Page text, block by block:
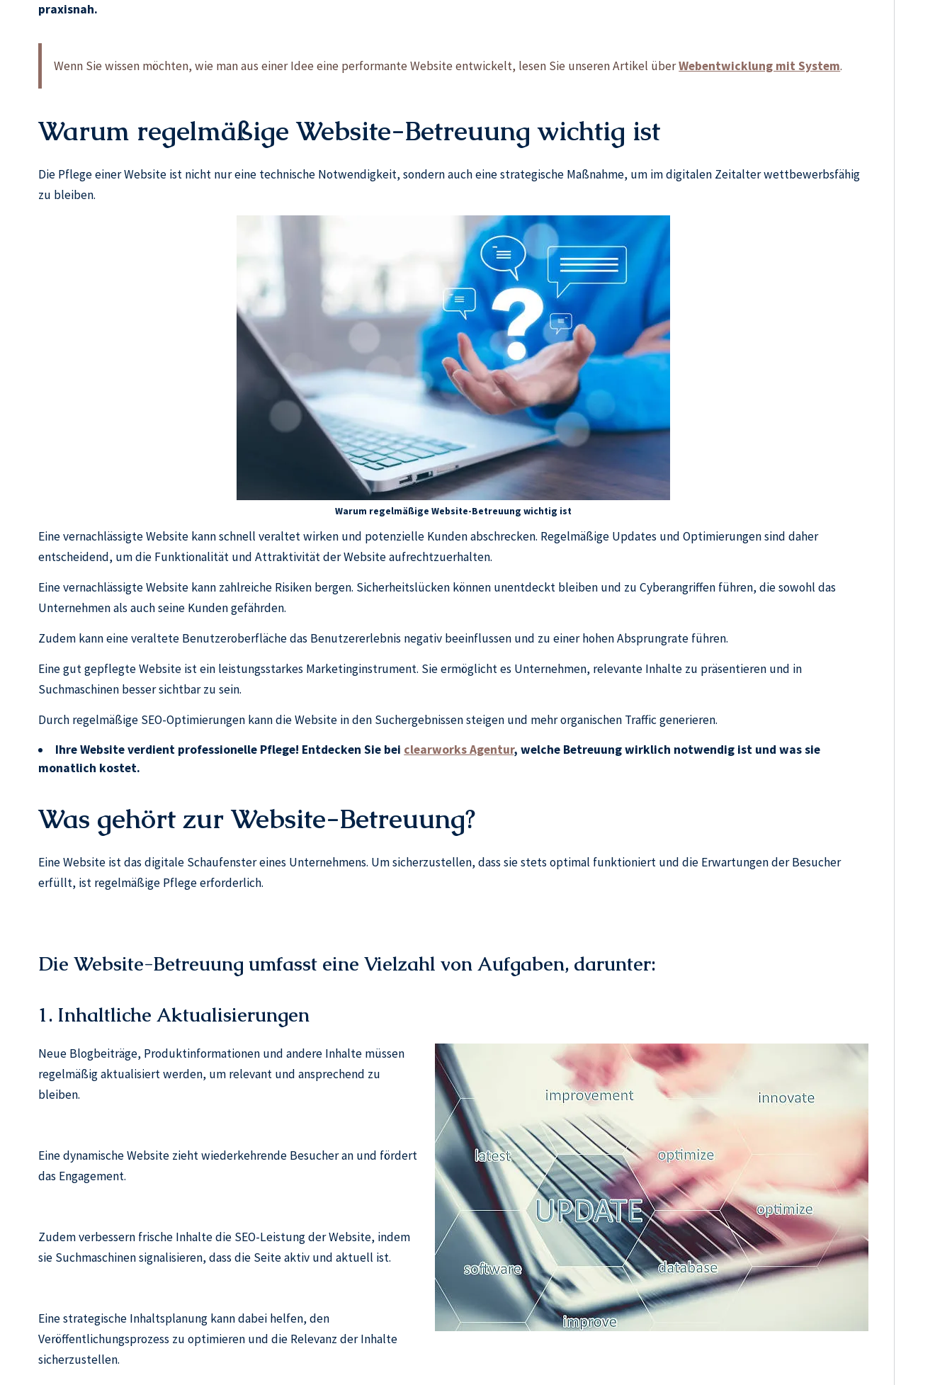
praxisnah.
Wenn Sie wissen möchten, wie man aus einer Idee eine performante Website entwickelt, lesen Sie unseren Artikel überWebentwicklung mit System.
Warum regelmäßige Website-Betreuung wichtig ist
Die Pflege einer Website ist nicht nur eine technische Notwendigkeit, sondern auch eine strategische Maßnahme, um im digitalen Zeitalter wettbewerbsfähig
zu bleiben.
Warum regelmäßige Website-Betreuung wichtig ist
Eine vernachlässigte Website kann schnell veraltet wirken und potenzielle Kunden abschrecken. Regelmäßige Updates und Optimierungen sind daher
entscheidend, um die Funktionalität und Attraktivität der Website aufrechtzuerhalten.
Eine vernachlässigte Website kann zahlreiche Risiken bergen. Sicherheitslücken können unentdeckt bleiben und zu Cyberangriffen führen, die sowohl das
Unternehmen als auch seine Kunden gefährden.
Zudem kann eine veraltete Benutzeroberfläche das Benutzererlebnis negativ beeinflussen und zu einer hohen Absprungrate führen.
Eine gut gepflegte Website ist ein leistungsstarkes Marketinginstrument. Sie ermöglicht es Unternehmen, relevante Inhalte zu präsentieren und in
Suchmaschinen besser sichtbar zu sein.
Durch regelmäßige SEO-Optimierungen kann die Website in den Suchergebnissen steigen und mehr organischen Traffic generieren.
Ihre Website verdient professionelle Pflege! Entdecken Sie bei clearworks Agentur, welche Betreuung wirklich notwendig ist und was sie
monatlich kostet.
Was gehört zur Website-Betreuung?
Eine Website ist das digitale Schaufenster eines Unternehmens. Um sicherzustellen, dass sie stets optimal funktioniert und die Erwartungen der Besucher
erfüllt, ist regelmäßige Pflege erforderlich.
Die Website-Betreuung umfasst eine Vielzahl von Aufgaben, darunter:
1. Inhaltliche Aktualisierungen
Neue Blogbeiträge, Produktinformationen und andere Inhalte müssen
regelmäßig aktualisiert werden, um relevant und ansprechend zu
bleiben.
Eine dynamische Website zieht wiederkehrende Besucher an und fördert
das Engagement.
Zudem verbessern frische Inhalte die SEO-Leistung der Website, indem
sie Suchmaschinen signalisieren, dass die Seite aktiv und aktuell ist.
Eine strategische Inhaltsplanung kann dabei helfen, den
Veröffentlichungsprozess zu optimieren und die Relevanz der Inhalte
sicherzustellen.